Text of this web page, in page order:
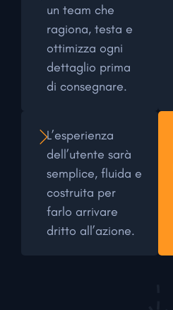
un team che
ragiona, testa e
ottimizza ogni
dettaglio prima
di consegnare.
L’esperienza
dell’utente sarà
semplice, fluida e
costruita per
farlo arrivare
dritto all’azione.